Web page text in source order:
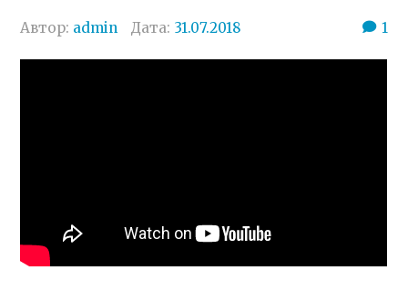
Автор: admin Дата: 31.07.2018 1